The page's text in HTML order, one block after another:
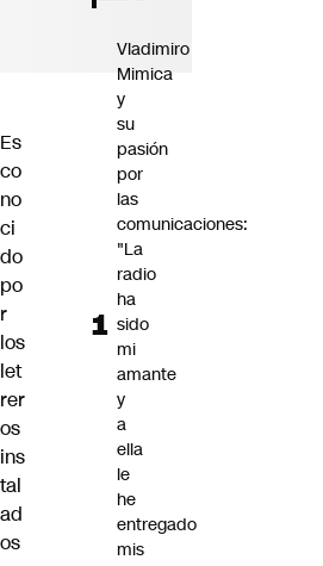
Es
co
no
ci
do
po
r
los
let
rer
os
ins
tal
ad
os
Vladimiro
Mimica
y
su
pasión
por
las
comunicaciones:
"La
radio
ha
sido
mi
amante
y
a
ella
le
he
entregado
mis